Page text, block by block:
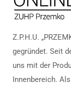
Z.P.H.U.
gegründet. Seit
uns mit der
Innenbereich.